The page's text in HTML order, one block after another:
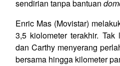
sendirian tanpa bantuan
Enric Mas (Movistar)
3,5 kiolometer terakhir.
dan Carthy menyerang
bersama hingga kilometer